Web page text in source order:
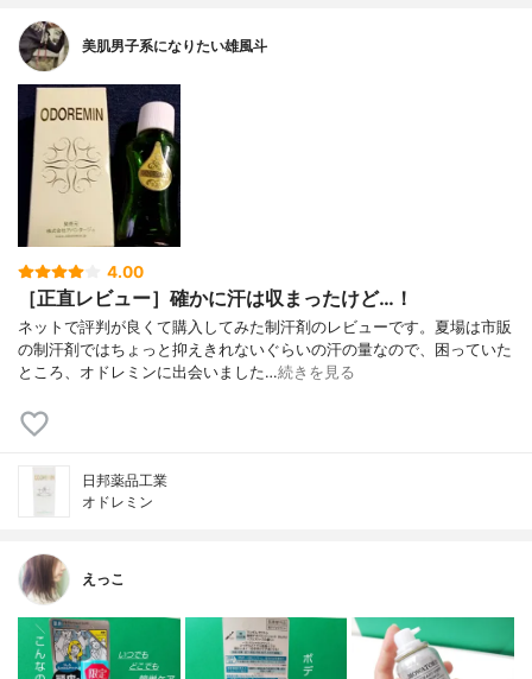
美肌男子系になりたい雄風斗
4.00
［正直レビュー］確かに汗は収まったけど…！
ネットで評判が良くて購入してみた制汗剤のレビューです。夏場は市販
の制汗剤ではちょっと抑えきれないぐらいの汗の量なので、困っていた
ところ、オドレミンに出会いました…続きを見る
日邦薬品工業
オドレミン
えっこ